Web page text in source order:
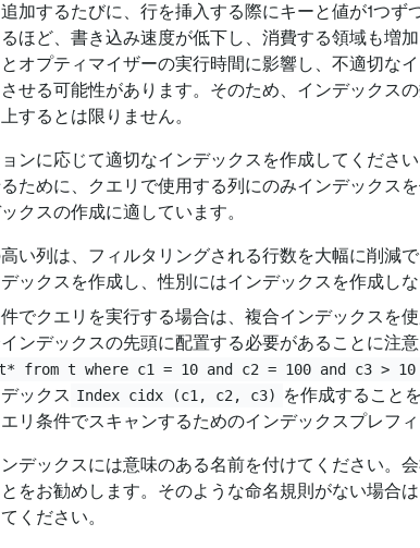
加するたびに、行を挿入する際にキーと値が1つず
ほど、書き込み速度が低下し、消費する領域も増
オプティマイザーの実行時間に影響し、不適切な
せる可能性があります。そのため、インデックス
するとは限りません。
ンに応じて適切なインデックスを作成してくださ
ために、クエリで使用する列にのみインデックス
クスの作成に適しています。
い列は、フィルタリングされる行数を大幅に削減
ックスを作成し、性別にはインデックスを作成しな
でクエリを実行する場合は、複合インデックスを
ンデックスの先頭に配置する必要があることに注
from t where c1 = 10 and c2 = 100 and c3 > 10
ックス Index cidx (c1, c2, c3)
を作成すること
リ条件でスキャンするためのインデックスプレフィ
デックスには意味のある名前を付けてください。
をお勧めします。そのような命名規則がない場合は
ください。